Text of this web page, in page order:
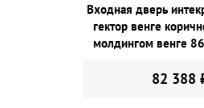
Входная дверь
гектор венге
молдингом венге
82 388